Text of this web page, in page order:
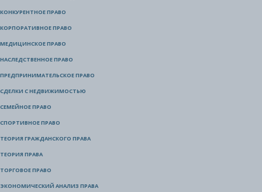
КОНКУРЕНТНОЕ ПРАВО
КОРПОРАТИВНОЕ ПРАВО
МЕДИЦИНСКОЕ ПРАВО
НАСЛЕДСТВЕННОЕ ПРАВО
ПРЕДПРИНИМАТЕЛЬСКОЕ ПРАВО
СДЕЛКИ С НЕДВИЖИМОСТЬЮ
СЕМЕЙНОЕ ПРАВО
СПОРТИВНОЕ ПРАВО
ТЕОРИЯ ГРАЖДАНСКОГО ПРАВА
ТЕОРИЯ ПРАВА
ТОРГОВОЕ ПРАВО
ЭКОНОМИЧЕСКИЙ АНАЛИЗ ПРАВА